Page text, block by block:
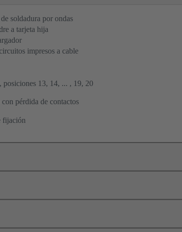
soldadura por ondas
a tarjeta hija
impresos a cable
posiciones 13, 14, ... , 19, 20
pérdida de contactos
fijación